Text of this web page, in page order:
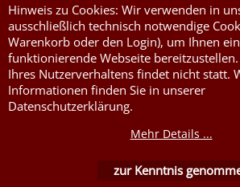
nach
schwer
Stoffe
Nessel
Hinweis zu Cookies: Wir verwenden in
ausschließlich technisch notwendige
Warenkorb oder den Login), um Ihnen
funktionierende Webseite bereitzustellen.
Ihres Nutzerverhaltens findet nicht statt.
Informationen finden Sie in unserer
Datenschutzerklärung.
Mehr Details ...
zur Kenntnis